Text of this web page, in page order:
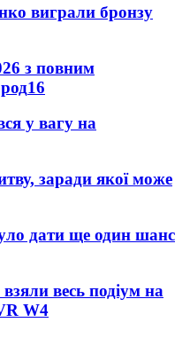
виграли бронзу
з повним
16
у вагу на
заради якої може
дати ще один шанс
весь подіум на
W4